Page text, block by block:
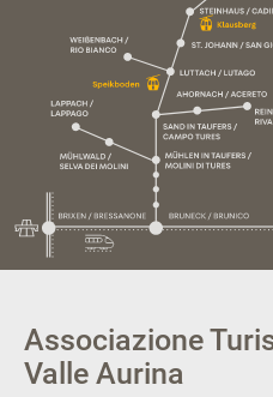
Associazione
Valle Aurina